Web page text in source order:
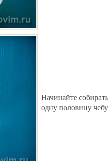
Начинайте
одну половину